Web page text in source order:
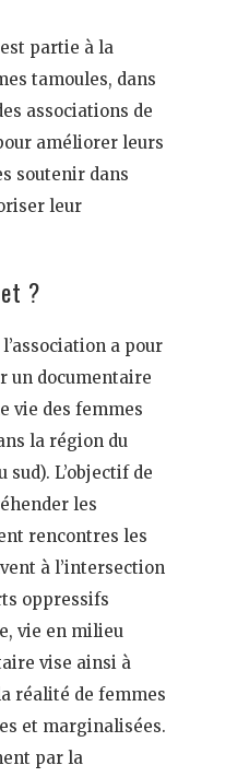
partie à la
tamoules, dans
associations de
améliorer leurs
soutenir dans
leur
?
a pour
un documentaire
vie des femmes
la région du
sud). L’objectif de
les
rencontres les
à l’intersection
oppressifs
vie en milieu
vise ainsi à
réalité de femmes
et marginalisées.
par la